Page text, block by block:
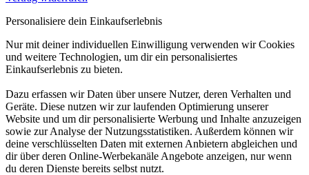
Personalisiere dein Einkaufserlebnis
Nur mit deiner individuellen Einwilligung verwenden wir Cookies
und weitere Technologien, um dir ein personalisiertes
Einkaufserlebnis zu bieten.
Dazu erfassen wir Daten über unsere Nutzer, deren Verhalten und
Geräte. Diese nutzen wir zur laufenden Optimierung unserer
Website und um dir personalisierte Werbung und Inhalte anzuzeigen
sowie zur Analyse der Nutzungsstatistiken. Außerdem können wir
deine verschlüsselten Daten mit externen Anbietern abgleichen und
dir über deren Online-Werbekanäle Angebote anzeigen, nur wenn
du deren Dienste bereits selbst nutzt.